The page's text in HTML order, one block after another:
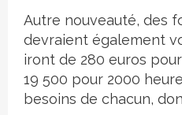
Autre nouveauté, des
devraient également
iront de 280 euros
19 500 pour 2000
besoins de chacun,